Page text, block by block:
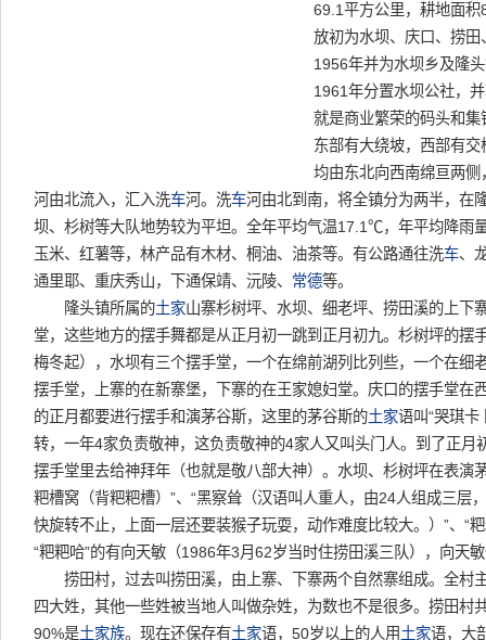
69.1平方公里，耕地面
放初为水坝、庆口、捞
1956年并为水坝乡及隆
1961年分置水坝公社，
就是商业繁荣的码头和
东部有大绕坡，西部有
均由东北向西南绵亘两
河由北流入，汇入洗车河。洗车河由北到南，将全镇分为两半，在
坝、杉树等大队地势较为平坦。全年平均气温17.1℃，年平均降雨
玉米、红薯等，林产品有木材、桐油、油茶等。有公路通往洗车、
通里耶、重庆秀山，下通保靖、沅陵、 常德等。
隆头镇所属的土家山寨杉树坪、水坝、细老坪、捞田溪的上下
堂，这些地方的摆手舞都是从正月初一跳到正月初九。杉树坪的摆
梅冬起），水坝有三个摆手堂，一个在绵前湖列比列些，一个在细
摆手堂，上寨的在新寨堡，下寨的在王家媳妇堂。庆口的摆手堂在
的正月都要进行摆手和演茅谷斯，这里的茅谷斯的土家语叫“哭琪卡
转，一年4家负责敬神，这负责敬神的4家人又叫头门人。到了正月
摆手堂里去给神拜年（也就是敬八部大神）。水坝、杉树坪在表演
粑槽窝（背粑粑槽）”、“黑察耸（汉语叫人重人，由24人组成三层
快旋转不止，上面一层还要装猴子玩耍，动作难度比较大。）”、“
“粑粑哈”的有向天敏（1986年3月62岁当时住捞田溪三队），向天
捞田村，过去叫捞田溪，由上寨、下寨两个自然寨组成。全村
四大姓，其他一些姓被当地人叫做杂姓，为数也不是很多。捞田村
90%是土家族。现在还保存有土家语，50岁以上的人用土家语，大